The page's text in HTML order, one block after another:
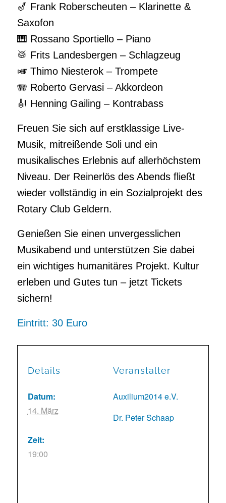
🎷 Frank Roberscheuten – Klarinette &
Saxofon
🎹 Rossano Sportiello – Piano
🥁 Frits Landesbergen – Schlagzeug
🎺 Thimo Niesterok – Trompete
🪗 Roberto Gervasi – Akkordeon
🎻 Henning Gailing – Kontrabass
Freuen Sie sich auf erstklassige Live-
Musik, mitreißende Soli und ein
musikalisches Erlebnis auf allerhöchstem
Niveau. Der Reinerlös des Abends fließt
wieder vollständig in ein Sozialprojekt des
Rotary Club Geldern.
Genießen Sie einen unvergesslichen
Musikabend und unterstützen Sie dabei
ein wichtiges humanitäres Projekt. Kultur
erleben und Gutes tun – jetzt Tickets
sichern!
Eintritt: 30 Euro
Details
Datum:
14. März
Zeit:
19:00
Veranstalter
Auxilium2014 e.V.
Dr. Peter Schaap